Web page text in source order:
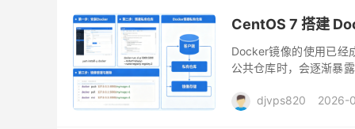
CentOS 7 搭建
Docker镜像的使用已经
公共仓库时，会逐渐暴
djvps820
2026-